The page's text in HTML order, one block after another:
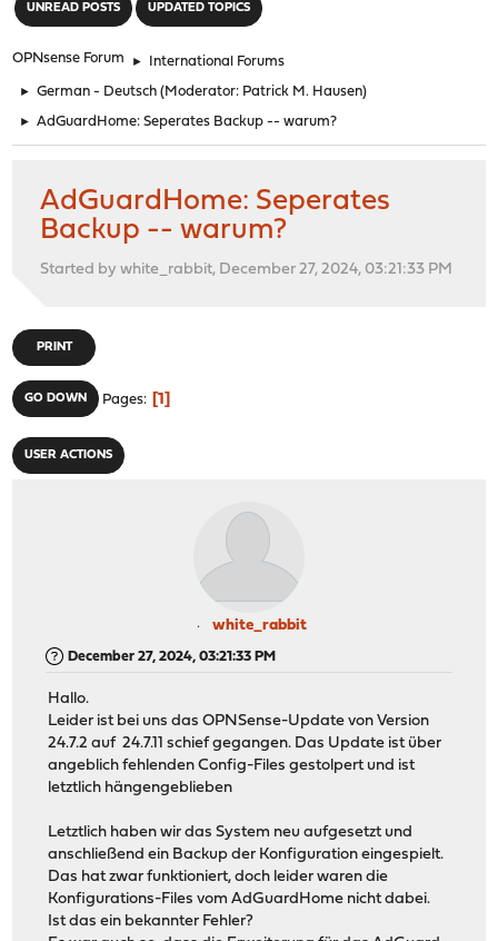
UNREAD POSTS UPDATED TOPICS
OPNsense Forum ► International Forums
► German - Deutsch (Moderator: Patrick M. Hausen)
► AdGuardHome: Seperates Backup -- warum?
AdGuardHome: Seperates
Backup -- warum?
Started by white_rabbit, December 27, 2024, 03:21:33 PM
PRINT
GO DOWN Pages 1
USER ACTIONS
white_rabbit
December 27, 2024, 03:21:33 PM
Hallo.
Leider ist bei uns das OPNSense-Update von Version
24.7.2 auf 24.7.11 schief gegangen. Das Update ist über
angeblich fehlenden Config-Files gestolpert und ist
letztlich hängengeblieben
Letztlich haben wir das System neu aufgesetzt und
anschließend ein Backup der Konfiguration eingespielt.
Das hat zwar funktioniert, doch leider waren die
Konfigurations-Files vom AdGuardHome nicht dabei.
Ist das ein bekannter Fehler?